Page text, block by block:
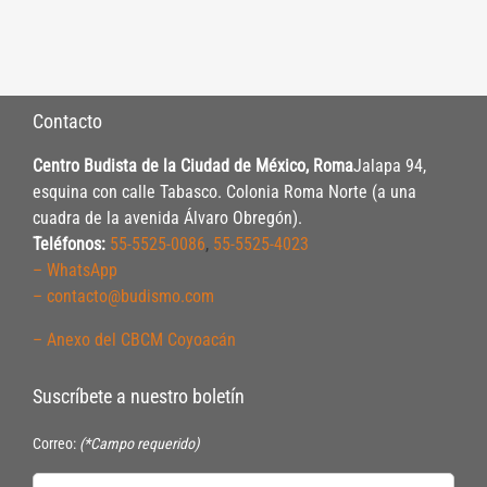
Contacto
Centro Budista de la Ciudad de México, RomaJalapa 94,
esquina con calle Tabasco. Colonia Roma Norte (a una
cuadra de la avenida Álvaro Obregón).
Teléfonos: 55-5525-0086, 55-5525-4023
– WhatsApp
– contacto@budismo.com
– Anexo del CBCM Coyoacán
Suscríbete a nuestro boletín
Correo: (*Campo requerido)